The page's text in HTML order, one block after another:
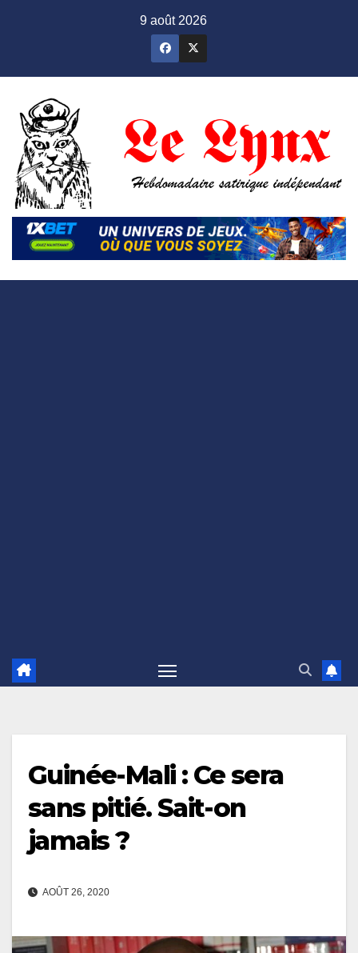
9 août 2026
Guinée-Mali : Ce sera
sans pitié. Sait-on
jamais ?
AOÛT 26, 2020